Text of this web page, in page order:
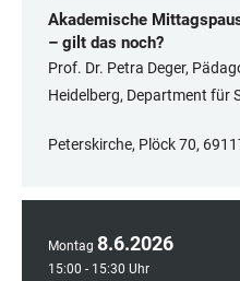
Akademische
– gilt das noch?
Prof. Dr. Petra Deger,
Heidelberg, Department für
Peterskirche, Plöck 70,
Montag 8.6.2026
15:00 - 15:30 Uhr